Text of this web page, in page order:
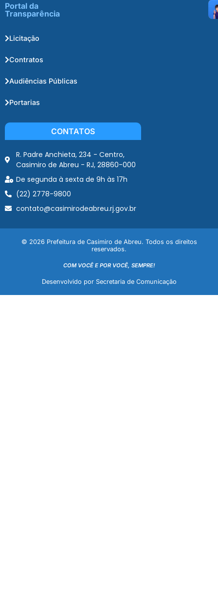
Portal da
Transparência
Licitação
Contratos
Audiências Públicas
Portarias
CONTATOS
R. Padre Anchieta, 234 - Centro,
Casimiro de Abreu - RJ, 28860-000
De segunda à sexta de 9h às 17h
(22) 2778-9800
contato@casimirodeabreu.rj.gov.br
© 2026 Prefeitura de Casimiro de Abreu. Todos os direitos
reservados.
COM VOCÊ E POR VOCÊ, SEMPRE!
Desenvolvido por Secretaria de Comunicação